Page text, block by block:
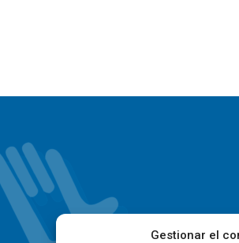
Gestionar el